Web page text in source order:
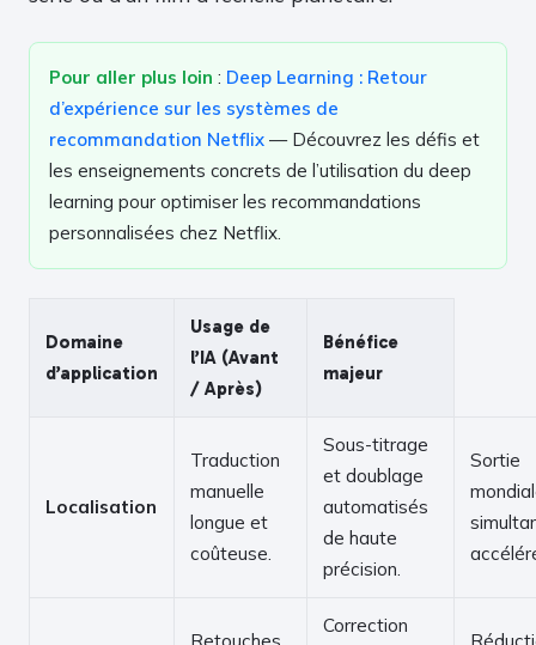
Pour aller plus loin : Deep Learning : Retour
d’expérience sur les systèmes de
recommandation Netflix — Découvrez les défis et
les enseignements concrets de l’utilisation du deep
learning pour optimiser les recommandations
personnalisées chez Netflix.
Domaine
d’application
Usage de
l’IA (Avant
/ Après)
Bénéfice
majeur
Localisation
Traduction
manuelle
longue et
coûteuse.
Sous-titrage
et doublage
automatisés
de haute
précision.
Sortie
Correction